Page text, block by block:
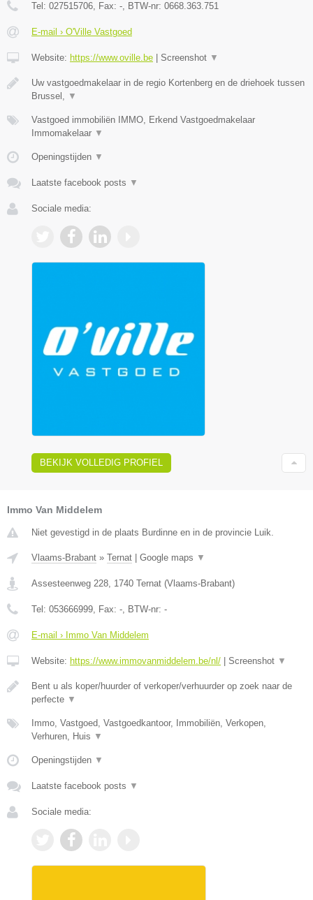
Tel: 027515706, Fax: -, BTW-nr: 0668.363.751
E-mail › O'Ville Vastgoed
Website: https://www.oville.be Screenshot ▼
Uw vastgoedmakelaar in de regio Kortenberg en de driehoek tussen
Brussel, ▼
Vastgoed immobiliën IMMO, Erkend Vastgoedmakelaar
Immomakelaar ▼
Openingstijden ▼
Laatste facebook posts ▼
Sociale media:
BEKIJK VOLLEDIG PROFIEL
Immo Van Middelem
Niet gevestigd in de plaats Burdinne en in de provincie Luik.
Vlaams-Brabant » Ternat Google maps ▼
Assesteenweg 228 1740 Ternat (Vlaams-Brabant)
Tel: 053666999 , Fax: - , BTW-nr: -
E-mail › Immo Van Middelem
Website: https://www.immovanmiddelem.be/nl/ Screenshot ▼
Bent u als koper/huurder of verkoper/verhuurder op zoek naar de
perfecte ▼
Immo, Vastgoed, Vastgoedkantoor, Immobiliën, Verkopen,
Verhuren, Huis ▼
Openingstijden ▼
Laatste facebook posts ▼
Sociale media: